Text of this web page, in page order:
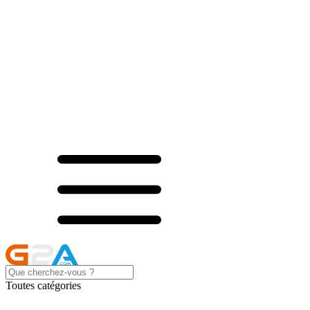
Toutes catégories